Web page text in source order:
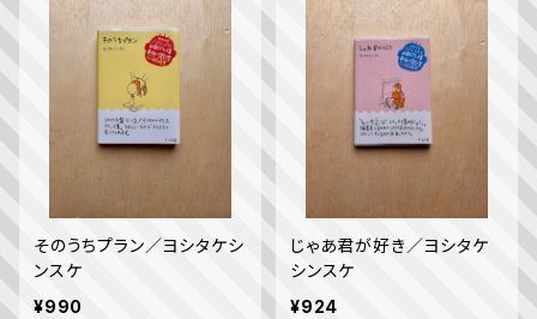
そのうちプラン／ヨシタケシ
ンスケ
¥990
じゃあ君が好き／ヨシタケ
シンスケ
¥924